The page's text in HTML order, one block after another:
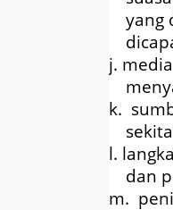
yang
j.
k.
l.
dan
m.